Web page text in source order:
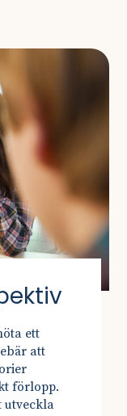
ett
att
förlopp.
utveckla